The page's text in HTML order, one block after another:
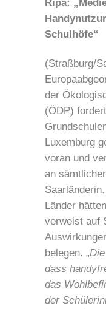
Ripa:
Schulhöfe“
(Straßburg/
der
(ÖDP)
Luxemburg
voran und
an
Länder
verweist auf
belegen. „
dass
das
der